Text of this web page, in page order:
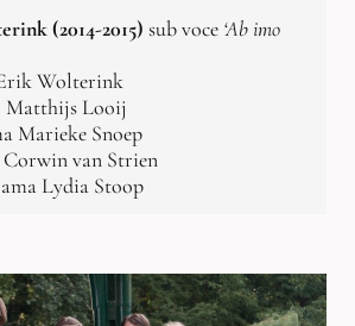
(2014-2015) sub voce ‘Ab imo
Erik Wolterink
Matthijs Looij
Marieke Snoep
van Strien
Lydia Stoop